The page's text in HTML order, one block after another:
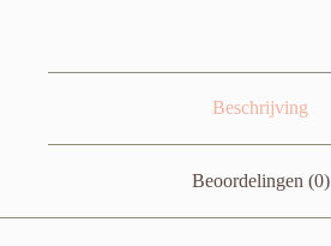
Beschrijving
Beoordelingen (0)